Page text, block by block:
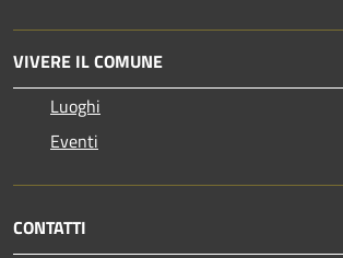
VIVERE IL COMUNE
Luoghi
Eventi
CONTATTI